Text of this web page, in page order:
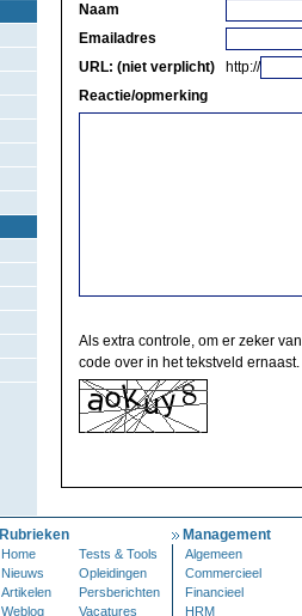
Naam
Emailadres
URL: (niet verplicht)
http://
Reactie/opmerking
Als extra controle, om er zeker
code over in het tekstveld ernaast.
Rubrieken
Home
Tests & Tools
Nieuws
Opleidingen
Artikelen
Persberichten
Weblog
Vacatures
Management
Algemeen
Commercieel
Financieel
HRM